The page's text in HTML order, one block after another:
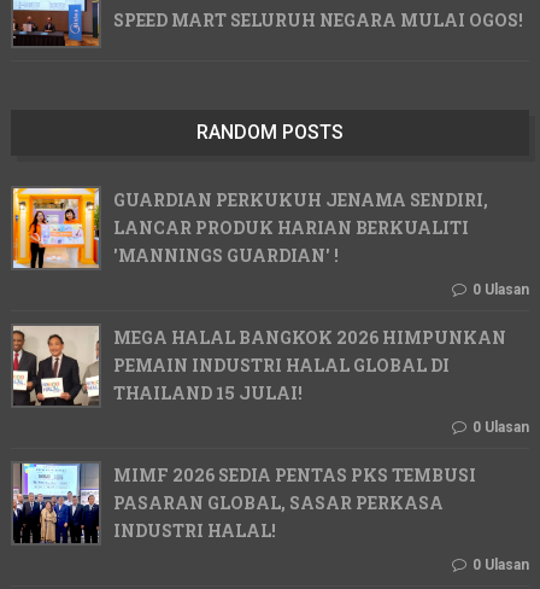
SPEED MART SELURUH NEGARA MULAI OGOS!
RANDOM POSTS
GUARDIAN PERKUKUH JENAMA SENDIRI,
LANCAR PRODUK HARIAN BERKUALITI
'MANNINGS GUARDIAN' !
0 Ulasan
MEGA HALAL BANGKOK 2026 HIMPUNKAN
PEMAIN INDUSTRI HALAL GLOBAL DI
THAILAND 15 JULAI!
0 Ulasan
MIMF 2026 SEDIA PENTAS PKS TEMBUSI
PASARAN GLOBAL, SASAR PERKASA
INDUSTRI HALAL!
0 Ulasan